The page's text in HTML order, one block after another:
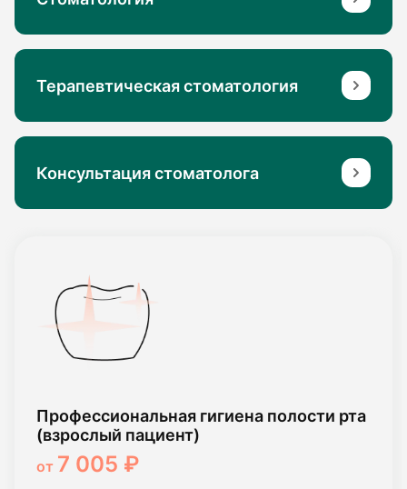
Терапевтическая стоматология
Консультация стоматолога
Профессиональная гигиена полости рта
(взрослый пациент)
от 7 005 ₽